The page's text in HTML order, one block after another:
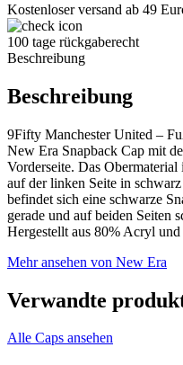
Kostenloser versand ab 49
100 tage rückgaberecht
Beschreibung
Beschreibung
9Fifty Manchester United –
New Era Snapback Cap mit
Vorderseite. Das
auf der linken Seite in
befindet sich eine schwarze
gerade und auf beiden Seiten
Hergestellt aus 80% Acryl
Mehr ansehen von New Era
Verwandte
Alle Caps ansehen